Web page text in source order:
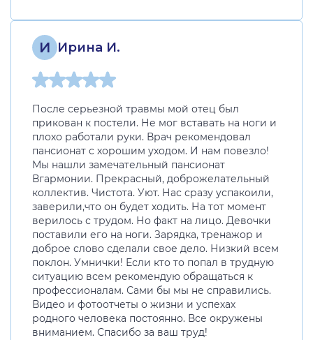
И Ирина И.
После серьезной травмы мой отец был
прикован к постели. Не мог вставать на ноги и
плохо работали руки. Врач рекомендовал
пансионат с хорошим уходом. И нам повезло!
Мы нашли замечательный пансионат
Вгармонии. Прекрасный, доброжелательный
коллектив. Чистота. Уют. Нас сразу успакоили,
заверили,что он будет ходить. На тот момент
верилось с трудом. Но факт на лицо. Девочки
поставили его на ноги. Зарядка, тренажор и
доброе слово сделали свое дело. Низкий всем
поклон. Умнички! Если кто то попал в трудную
ситуацию всем рекомендую обращаться к
профессионалам. Сами бы мы не справились.
Видео и фотоотчеты о жизни и успехах
родного человека постоянно. Все окружены
вниманием. Спасибо за ваш труд!